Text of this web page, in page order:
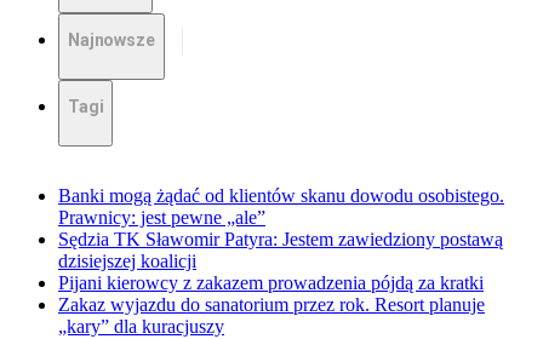
Najnowsze
Tagi
Banki mogą żądać od klientów skanu dowodu osobistego.
Prawnicy: jest pewne „ale”
Sędzia TK Sławomir Patyra: Jestem zawiedziony postawą
dzisiejszej koalicji
Pijani kierowcy z zakazem prowadzenia pójdą za kratki
Zakaz wyjazdu do sanatorium przez rok. Resort planuje
„kary” dla kuracjuszy